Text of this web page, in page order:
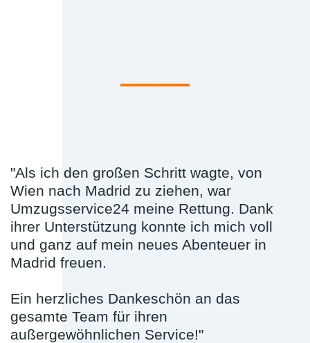
"Als ich den großen Schritt wagte, von
Wien nach Madrid zu ziehen, war
Umzugsservice24 meine Rettung. Dank
ihrer Unterstützung konnte ich mich voll
und ganz auf mein neues Abenteuer in
Madrid freuen.
Ein herzliches Dankeschön an das
gesamte Team für ihren
außergewöhnlichen Service!"